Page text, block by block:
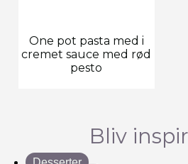
One pot pasta med i
cremet sauce med rød
pesto
Bliv